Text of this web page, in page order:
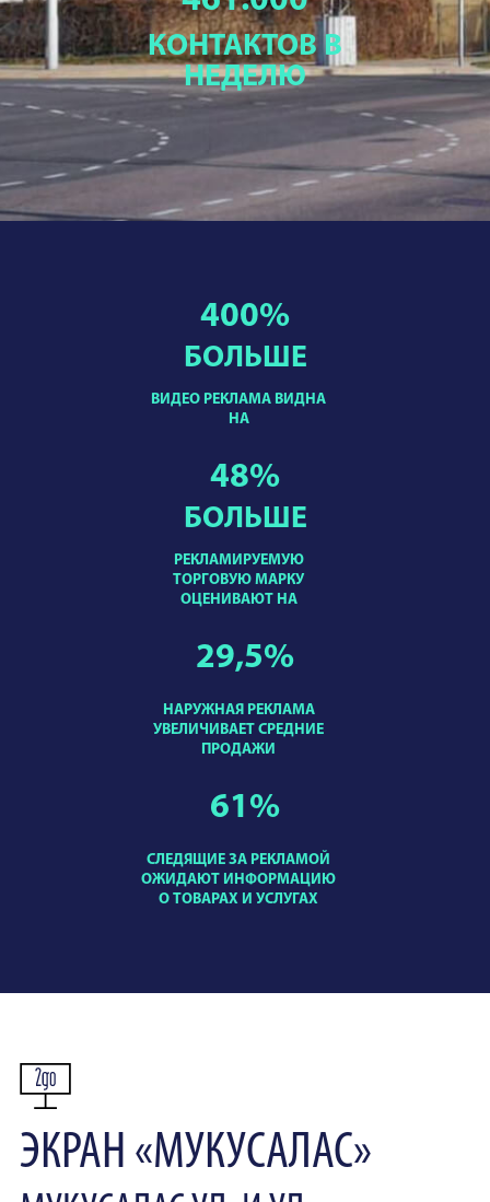
КОНТАКТОВ В
НЕДЕЛЮ
ВИДЕО РЕКЛАМА ВИДНА
НА
400%
БОЛЬШЕ
РЕКЛАМИРУЕМУЮ
ТОРГОВУЮ МАРКУ
ОЦЕНИВАЮТ НА
48%
БОЛЬШЕ
НАРУЖНАЯ РЕКЛАМА
УВЕЛИЧИВАЕТ СРЕДНИЕ
ПРОДАЖИ
29,5%
СЛЕДЯЩИЕ ЗА РЕКЛАМОЙ
ОЖИДАЮТ ИНФОРМАЦИЮ
О ТОВАРАХ И УСЛУГАХ
61%
ЭКРАН «МУКУСАЛАС»